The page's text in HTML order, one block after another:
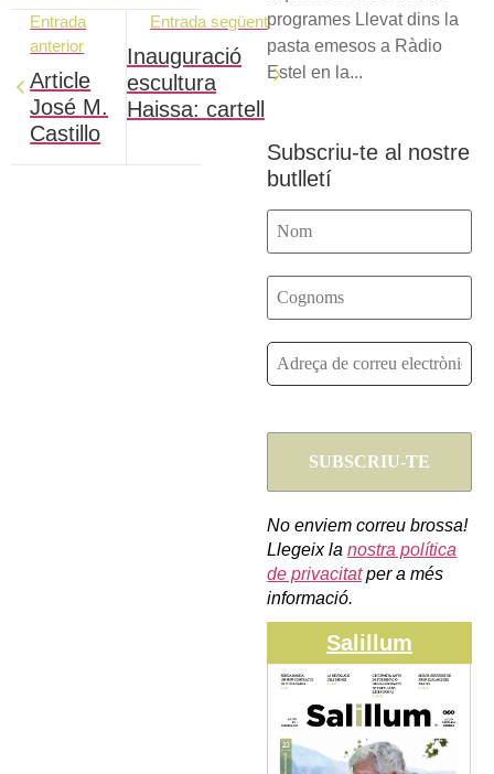
Entrada
anterior
Article
José M.
Castillo
Entrada següent
Inauguració
escultura
Haissa: cartell
programes Llevat dins la
pasta emesos a Ràdio
Estel en la...
Subscriu-te al nostre
butlletí
No enviem correu brossa!
Llegeix lanostra política
de privacitatper a més
informació.
Salillum